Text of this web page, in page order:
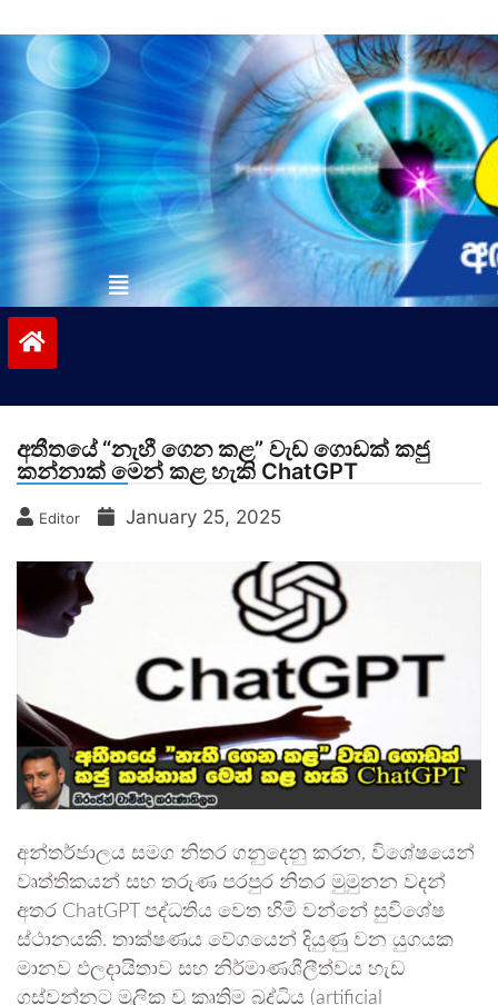
to
contentvinivida.lk
අතීතයේ “නැහී ගෙන කළ” වැඩ ගොඩක් කජු
කන්නාක් මෙන් කළ හැකි ChatGPT
Editor January 25, 2025
අන්තර්ජාලය සමග නිතර ගනුදෙනු කරන, විශේෂයෙන්
වෘත්තිකයන් සහ තරුණ පරපුර නිතර මුමුනන වදන්
අතර ChatGPT පද්ධතිය වෙත හිමි වන්නේ සුවිශේෂ
ස්ථානයකි. තාක්ෂණය වේගයෙන් දියුණු වන යුගයක
මානව ඵලදායිතාව සහ නිර්මාණශීලීත්වය හැඩ
ගස්වන්නට මූලික වූ කෘත්‍රිම බුද්ධිය (artificial